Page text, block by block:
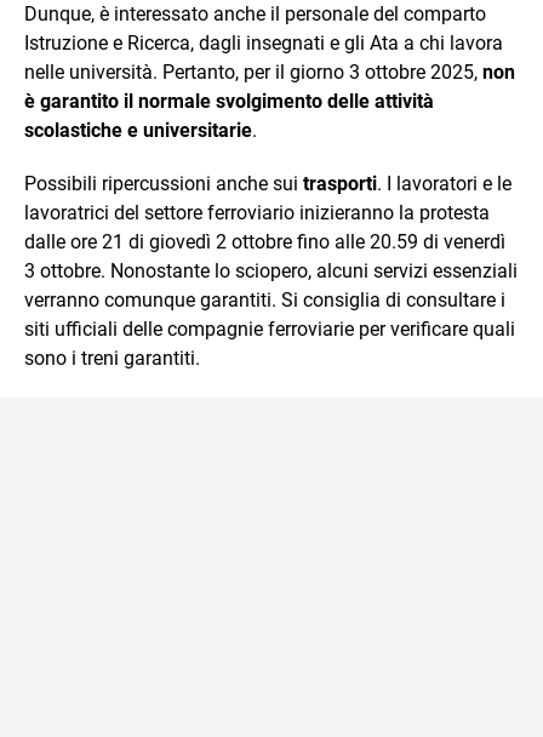
Dunque, è interessato anche il personale del comparto
Istruzione e Ricerca, dagli insegnati e gli Ata a chi lavora
nelle università. Pertanto, per il giorno 3 ottobre 2025, non
è garantito il normale svolgimento delle attività
scolastiche e universitarie.
Possibili ripercussioni anche sui trasporti. I lavoratori e le
lavoratrici del settore ferroviario inizieranno la protesta
dalle ore 21 di giovedì 2 ottobre fino alle 20.59 di venerdì
3 ottobre. Nonostante lo sciopero, alcuni servizi essenziali
verranno comunque garantiti. Si consiglia di consultare i
siti ufficiali delle compagnie ferroviarie per verificare quali
sono i treni garantiti.